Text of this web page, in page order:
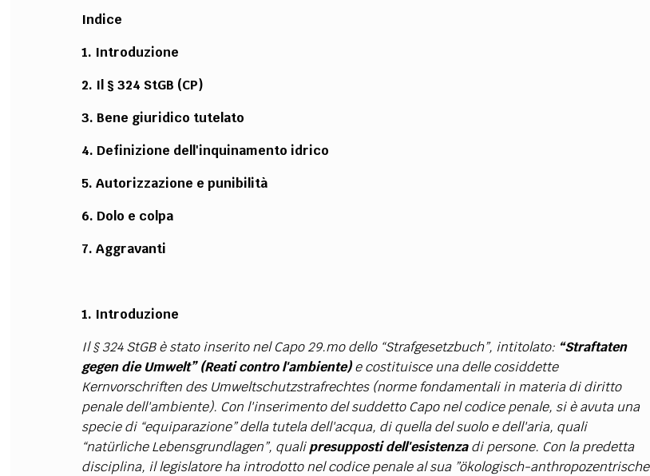
Indice
1. Introduzione
2. Il § 324 StGB (CP)
3. Bene giuridico tutelato
4. Definizione dell'inquinamento idrico
5. Autorizzazione e punibilità
6. Dolo e colpa
7. Aggravanti
1. Introduzione
Il § 324 StGB è stato inserito nel Capo 29.mo dello “Strafgesetzbuch”, intitolato: “Straftaten
gegen die Umwelt” (Reati contro l'ambiente)e costituisce una delle cosiddette
Kernvorschriften des Umweltschutzstrafrechtes (norme fondamentali in materia di diritto
penale dell'ambiente). Con l'inserimento del suddetto Capo nel codice penale, si è avuta una
specie di “equiparazione” della tutela dell'acqua, di quella del suolo e dell'aria, quali
“natürliche Lebensgrundlagen”, qualipresupposti dell'esistenzadi persone. Con la predetta
disciplina, il legislatore ha introdotto nel codice penale al sua ”ökologisch-anthropozentrische